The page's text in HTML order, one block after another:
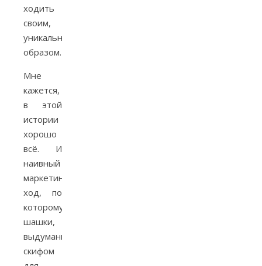
ходить
своим,
уникальным
образом.
Мне
кажется,
в этой
истории
хорошо
всё. И
наивный
маркетинговый
ход, по
которому
шашки,
выдуманные
скифом